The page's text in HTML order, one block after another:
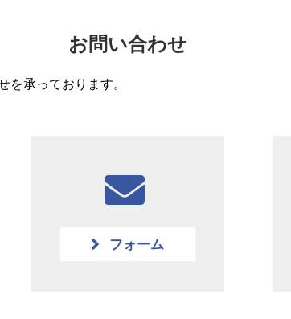
お問い合わせ
承っております。
フォーム